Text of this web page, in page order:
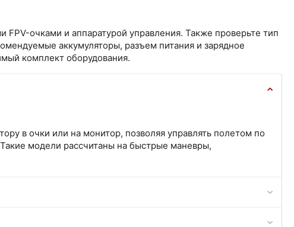
очками и аппаратурой управления. Также проверьте тип
аккумуляторы, разъем питания и зарядное
комплект оборудования.
в очки или на монитор, позволяя управлять полетом по
модели рассчитаны на быстрые маневры,